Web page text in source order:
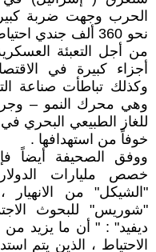
الحرب وجهت ضربة
نحو 360 ألف جندي
من أجل التعبئة
أجزاء كبيرة في
وكذلك تباطأت صناعة
وهي محرك النمو –
للغاز الطبيعي البحري
خوفاً من استهدافها .
ووفق الصحيفة أيضاً
خصص مليارات
"الشيكل" من
"شوريس" للبحوث
ديفيد" : " أن ما يزيد
الاحتياط ، الذين يتم